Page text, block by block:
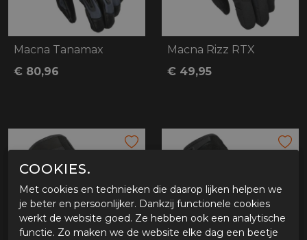
Macna Tanamax
€ 80,96
Macna Rizz RTX
€ 49,95
COOKIES.
Met cookies en technieken die daarop lijken helpen we
je beter en persoonlijker. Dankzij functionele cookies
werkt de website goed. Ze hebben ook een analytische
functie. Zo maken we de website elke dag een beetje